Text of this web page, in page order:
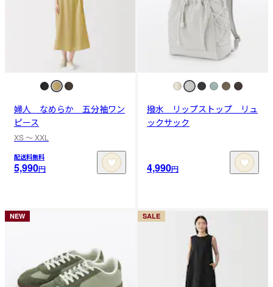
婦人 なめらか 五分袖ワン
ピース
XS 〜 XXL
配送料無料
5,990円
撥水 リップストップ リュ
ックサック
4,990円
NEW SALE